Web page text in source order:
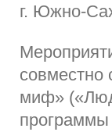
г. Южно-
совместно
миф»
программы